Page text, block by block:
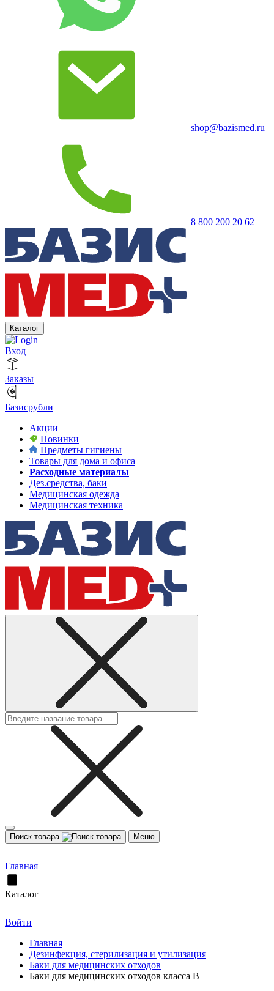
shop@bazismed.ru
8 800 200 20 62
Каталог
Вход
Заказы
Базисрубли
Акции
Новинки
Предметы гигиены
Товары для дома и офиса
Расходные материалы
Дез.средства, баки
Медицинская одежда
Медицинская техника
Поиск товара Меню
Главная
Каталог
Войти
Главная
Дезинфекция, стерилизация и утилизация
Баки для медицинских отходов
Баки для медицинских отходов класса В